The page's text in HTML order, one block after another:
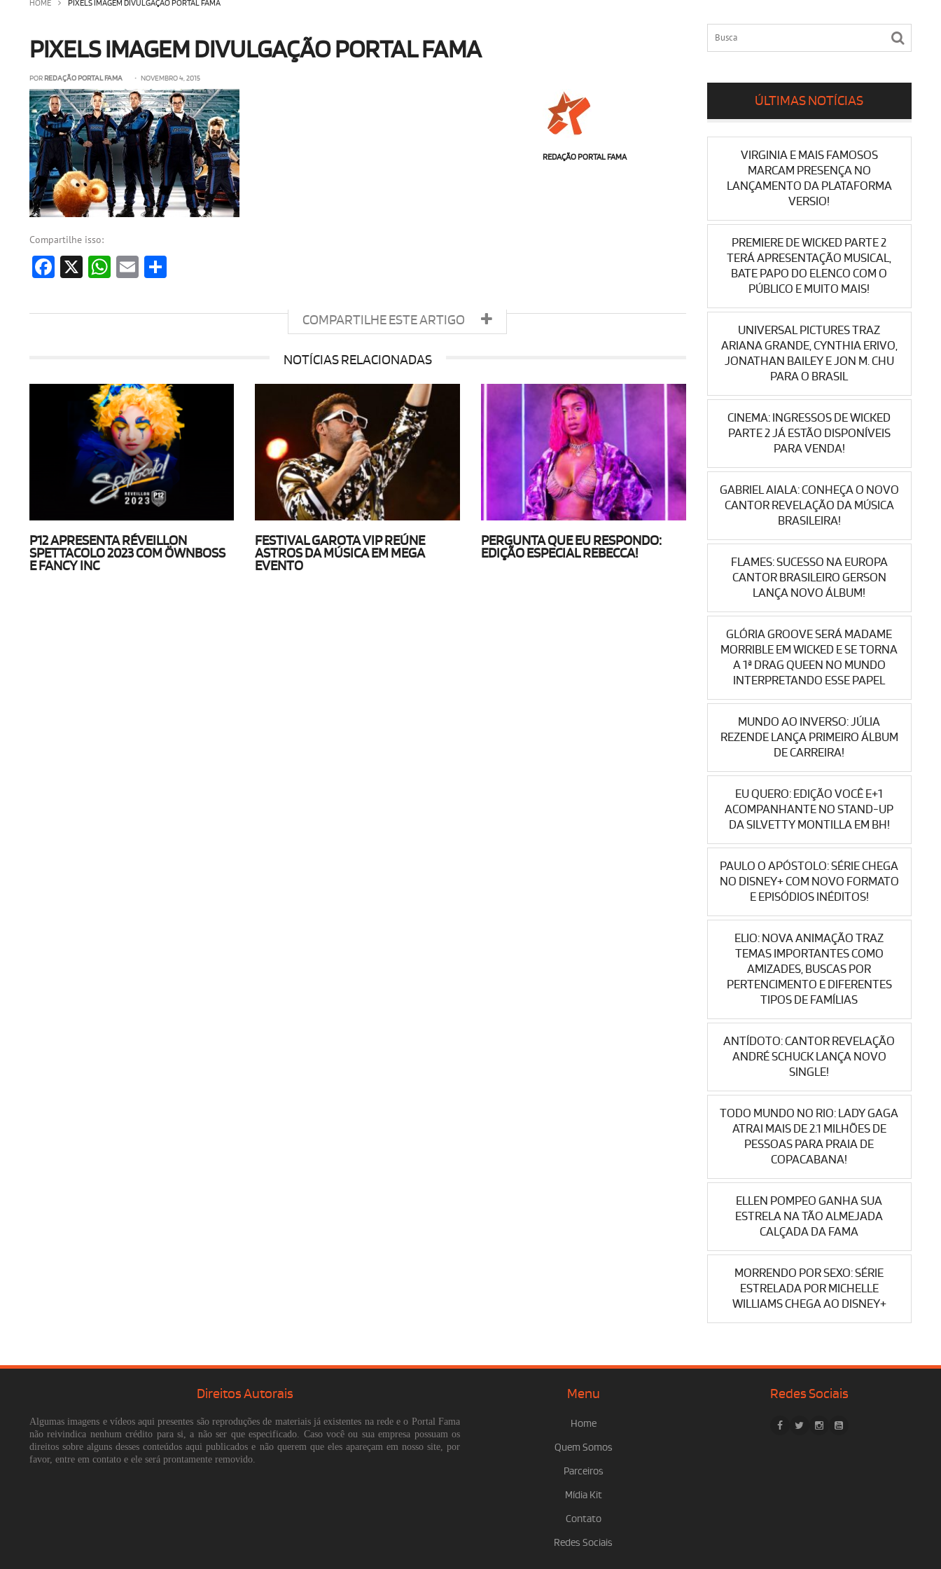
HOME PIXELS IMAGEM DIVULGAÇÃO PORTAL FAMA
PIXELS IMAGEM DIVULGAÇÃO PORTAL FAMA
POR REDAÇÃO PORTAL FAMA • NOVEMBRO 4, 2015
REDAÇÃO PORTAL FAMA
Compartilhe isso:
Facebook
X WhatsApp
Email
COMPARTILHE ESTE ARTIGO
NOTÍCIAS RELACIONADAS
P12 APRESENTA RÉVEILLON
SPETTACOLO 2023 COM ÖWNBOSS
E FANCY INC
FESTIVAL GAROTA VIP REÚNE
ASTROS DA MÚSICA EM MEGA
EVENTO
PERGUNTA QUE EU RESPONDO:
EDIÇÃO ESPECIAL REBECCA!
ÚLTIMAS NOTÍCIAS
VIRGINIA E MAIS FAMOSOS
MARCAM PRESENÇA NO
LANÇAMENTO DA PLATAFORMA
VERSIO!
PREMIERE DE WICKED PARTE 2
TERÁ APRESENTAÇÃO MUSICAL,
BATE PAPO DO ELENCO COM O
PÚBLICO E MUITO MAIS!
UNIVERSAL PICTURES TRAZ
ARIANA GRANDE, CYNTHIA ERIVO,
JONATHAN BAILEY E JON M. CHU
PARA O BRASIL
CINEMA: INGRESSOS DE WICKED
PARTE 2 JÁ ESTÃO DISPONÍVEIS
PARA VENDA!
GABRIEL AIALA: CONHEÇA O NOVO
CANTOR REVELAÇÃO DA MÚSICA
BRASILEIRA!
FLAMES: SUCESSO NA EUROPA
CANTOR BRASILEIRO GERSON
LANÇA NOVO ÁLBUM!
GLÓRIA GROOVE SERÁ MADAME
MORRIBLE EM WICKED E SE TORNA
A 1ª DRAG QUEEN NO MUNDO
INTERPRETANDO ESSE PAPEL
MUNDO AO INVERSO: JÚLIA
REZENDE LANÇA PRIMEIRO ÁLBUM
DE CARREIRA!
EU QUERO: EDIÇÃO VOCÊ E+1
ACOMPANHANTE NO STAND-UP
DA SILVETTY MONTILLA EM BH!
PAULO O APÓSTOLO: SÉRIE CHEGA
NO DISNEY+ COM NOVO FORMATO
E EPISÓDIOS INÉDITOS!
ELIO: NOVA ANIMAÇÃO TRAZ
TEMAS IMPORTANTES COMO
AMIZADES, BUSCAS POR
PERTENCIMENTO E DIFERENTES
TIPOS DE FAMÍLIAS
ANTÍDOTO: CANTOR REVELAÇÃO
ANDRÉ SCHUCK LANÇA NOVO
SINGLE!
TODO MUNDO NO RIO: LADY GAGA
ATRAI MAIS DE 2.1 MILHÕES DE
PESSOAS PARA PRAIA DE
COPACABANA!
ELLEN POMPEO GANHA SUA
ESTRELA NA TÃO ALMEJADA
CALÇADA DA FAMA
MORRENDO POR SEXO: SÉRIE
ESTRELADA POR MICHELLE
WILLIAMS CHEGA AO DISNEY+
Direitos Autorais
Algumas imagens e vídeos aqui presentes são reproduções de materiais já existentes na rede e o Portal Fama
não reivindica nenhum crédito para si, a não ser que especificado. Caso você ou sua empresa possuam os
direitos sobre alguns desses conteúdos aqui publicados e não querem que eles apareçam em nosso site, por
favor, entre em contato e ele será prontamente removido.
Menu
Home
Quem Somos
Parceiros
Mídia Kit
Contato
Redes Sociais
Redes Sociais